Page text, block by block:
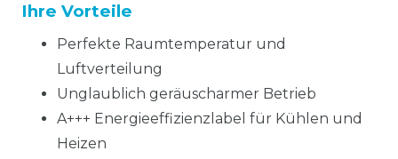
Ihre Vorteile
Perfekte Raumtemperatur und
Luftverteilung
Unglaublich geräuscharmer Betrieb
A+++ Energieeffizienzlabel für Kühlen und
Heizen